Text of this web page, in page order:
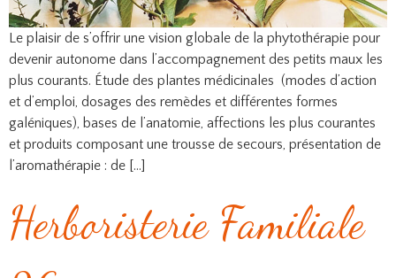
Le plaisir de s’offrir une vision globale de la phytothérapie pour
devenir autonome dans l’accompagnement des petits maux les
plus courants. Étude des plantes médicinales (modes d’action
et d’emploi, dosages des remèdes et différentes formes
galéniques), bases de l’anatomie, affections les plus courantes
et produits composant une trousse de secours, présentation de
l’aromathérapie : de […]
Herboristerie Familiale